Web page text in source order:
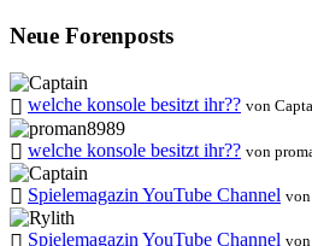
Neue Forenposts
welche konsole besitzt ihr?? von
welche konsole besitzt ihr?? von
Spielemagazin YouTube Channel
Spielemagazin YouTube Channel